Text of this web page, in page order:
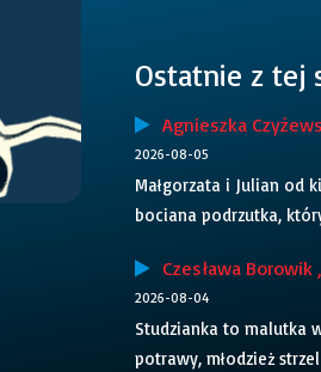
Ostatnie z tej
Agnieszka
2026-08-05
Małgorzata i Julian od
bociana podrzutka,
Czesława Borowik
2026-08-04
Studzianka to malutka
potrawy, młodzież